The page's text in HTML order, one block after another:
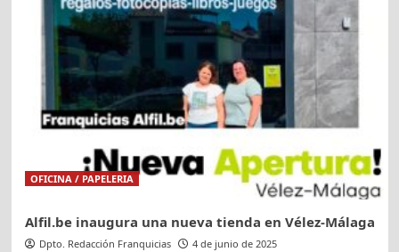
OFICINA / PAPELERIA
Alfil.be inaugura una nueva tienda en Vélez-Málaga
Dpto. Redacción Franquicias 4 de junio de 2025